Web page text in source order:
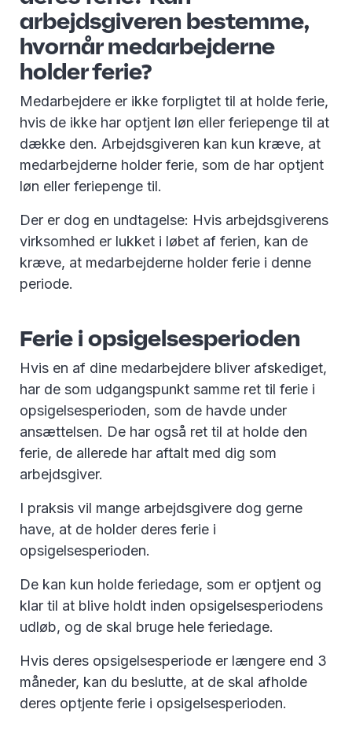
arbejdsgiveren bestemme,
hvornår medarbejderne
holder ferie?
Medarbejdere er ikke forpligtet til at holde ferie,
hvis de ikke har optjent løn eller feriepenge til at
dække den. Arbejdsgiveren kan kun kræve, at
medarbejderne holder ferie, som de har optjent
løn eller feriepenge til.
Der er dog en undtagelse: Hvis arbejdsgiverens
virksomhed er lukket i løbet af ferien, kan de
kræve, at medarbejderne holder ferie i denne
periode.
Ferie i opsigelsesperioden
Hvis en af dine medarbejdere bliver afskediget,
har de som udgangspunkt samme ret til ferie i
opsigelsesperioden, som de havde under
ansættelsen. De har også ret til at holde den
ferie, de allerede har aftalt med dig som
arbejdsgiver.
I praksis vil mange arbejdsgivere dog gerne
have, at de holder deres ferie i
opsigelsesperioden.
De kan kun holde feriedage, som er optjent og
klar til at blive holdt inden opsigelsesperiodens
udløb, og de skal bruge hele feriedage.
Hvis deres opsigelsesperiode er længere end 3
måneder, kan du beslutte, at de skal afholde
deres optjente ferie i opsigelsesperioden.